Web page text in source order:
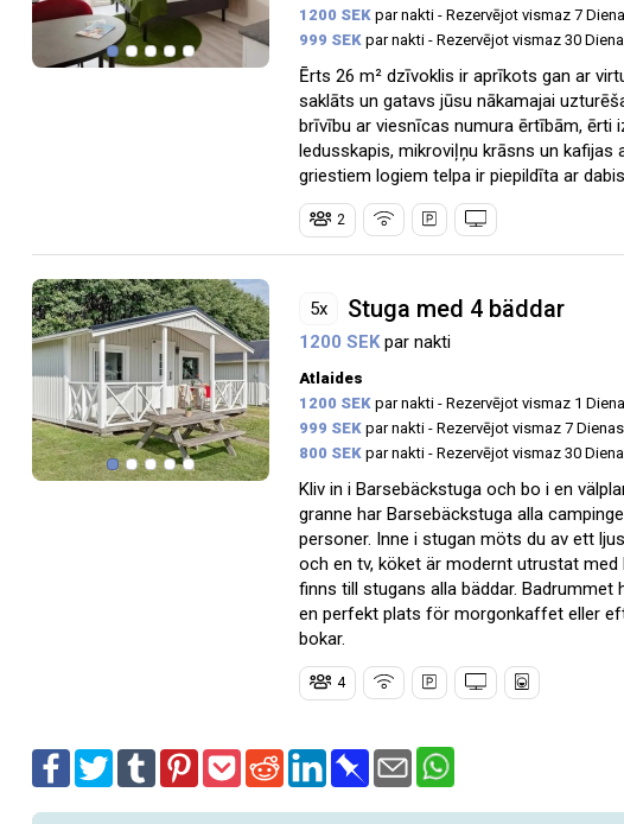
1200 SEK par nakti - Rezervējot vismaz 7
999 SEK par nakti - Rezervējot vismaz 30
Ērts 26 m² dzīvoklis ir aprīkots gan ar
saklāts un gatavs jūsu nākamajai
brīvību ar viesnīcas numura ērtībām, ērti
ledusskapis, mikroviļņu krāsns un
griestiem logiem telpa ir piepildīta ar
2
5x Stuga med 4 bäddar
1200 SEKpar nakti
Atlaides
1200 SEK par nakti - Rezervējot vismaz 1
999 SEK par nakti - Rezervējot vismaz 7 Dienas
800 SEK par nakti - Rezervējot vismaz 30
Kliv in i Barsebäckstuga och bo i en
granne har Barsebäckstuga alla
personer. Inne i stugan möts du av ett
och en tv, köket är modernt utrustat
finns till stugans alla bäddar.
en perfekt plats för morgonkaffet eller
bokar.
4